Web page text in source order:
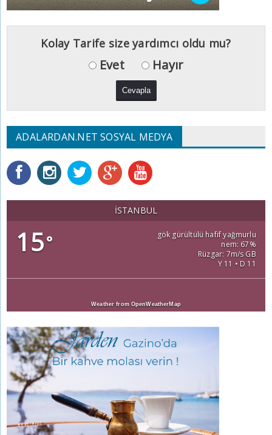
Kolay Tarife size yardımcı oldu mu?
Evet Hayır
ADALARDAN.NET SOSYAL MEDYA
İSTANBUL
15°
gök gürültülü hafif yağmurlu
nem: 67%
Rüzgar: 7m/s GB
Y 11 • D 11
Weather from OpenWeatherMap